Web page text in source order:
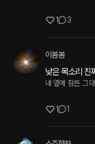
1 3
이봄봄
낮은 목소리 진
내 옆에 잠든 그
1 1